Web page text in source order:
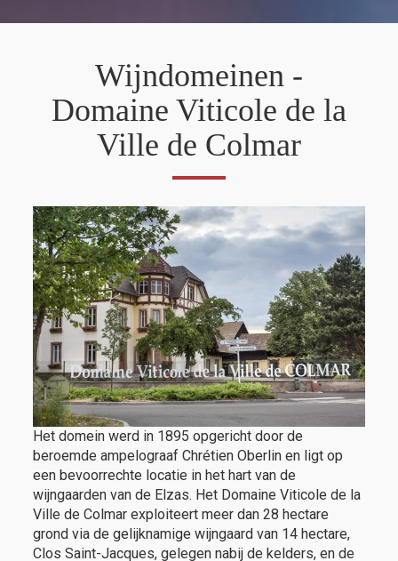
Wijndomeinen -
Domaine Viticole de la
Ville de Colmar
Het domein werd in 1895 opgericht door de
beroemde ampelograaf Chrétien Oberlin en ligt op
een bevoorrechte locatie in het hart van de
wijngaarden van de Elzas. Het Domaine Viticole de la
Ville de Colmar exploiteert meer dan 28 hectare
grond via de gelijknamige wijngaard van 14 hectare,
Clos Saint-Jacques, gelegen nabij de kelders, en de